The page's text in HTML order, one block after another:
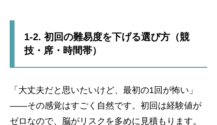
1-2. 初回の難易度を下げる選び方（競
技・席・時間帯）
「大丈夫だと思いたいけど、最初の1回が怖い」
——その感覚はすごく自然です。初回は経験値が
ゼロなので、脳がリスクを多めに見積もります。